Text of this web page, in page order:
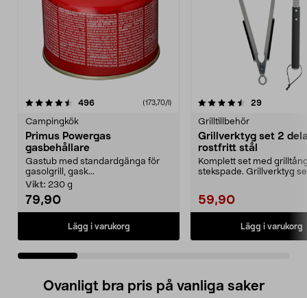
496recensioner (173,70/l)
Campingkök
Primus Powergas
gasbehållare
Gastub med standardgänga för
gasolgrill, gask...
Vikt: 230 g
79,90
Lägg i varukorg
4.5 av 5 stjärnor 29recensioner
Grilltillbehör
Grillverktyg set 2
rostfritt stål
Komplett set med
stekspade. Grillverktyg
59,90
Lägg i varukorg
4.5 av 5 stjärnor
Ovanligt bra pris på vanliga saker